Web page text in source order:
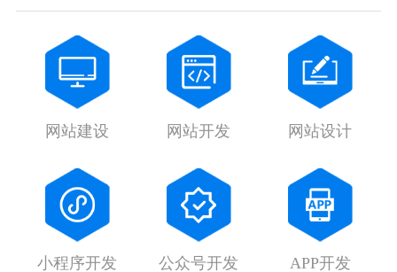
网站建设 网站开发 网站设计
小程序开发 公众号开发 APP开发